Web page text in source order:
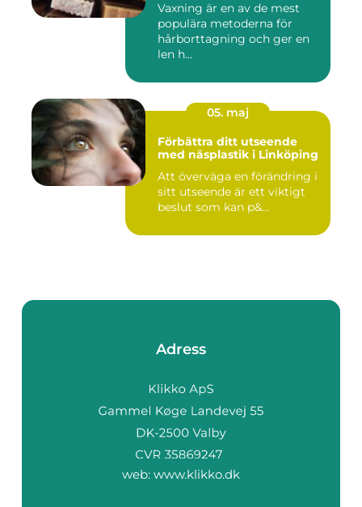
Vaxning är en av de mest
populära metoderna för
hårborttagning och ger en
len h...
05. maj
Förbättra ditt utseende
med näsplastik i Linköping
Att överväga en förändring i
sitt utseende är ett viktigt
beslut som kan p&...
Adress
web: www.klikko.dk